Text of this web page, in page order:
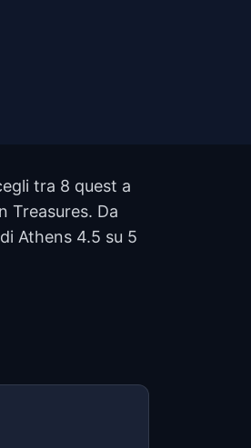
tra 8 quest a
Treasures. Da
Athens 4.5 su 5